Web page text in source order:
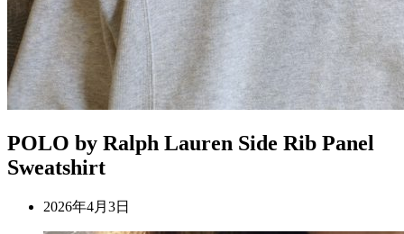
POLO by Ralph Lauren Side Rib Panel
Sweatshirt
2026年4月3日